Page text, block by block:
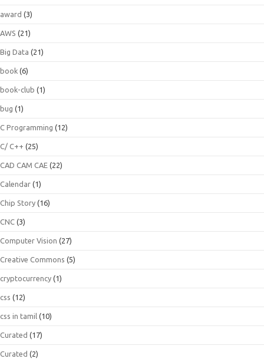
award (3)
AWS (21)
Big Data (21)
book (6)
book-club (1)
bug (1)
C Programming (12)
C/ C++ (25)
CAD CAM CAE (22)
Calendar (1)
Chip Story (16)
CNC (3)
Computer Vision (27)
Creative Commons (5)
cryptocurrency (1)
css (12)
css in tamil (10)
Curated (17)
Curated (2)